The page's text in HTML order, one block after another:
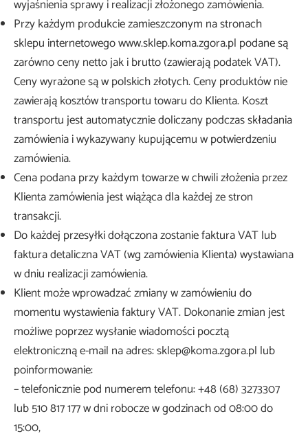
wyjaśnienia sprawy i realizacji złożonego zamówienia.
Przy każdym produkcie zamieszczonym na stronach
sklepu internetowego www.sklep.koma.zgora.pl podane są
zarówno ceny netto jak i brutto (zawierają podatek VAT).
Ceny wyrażone są w polskich złotych. Ceny produktów nie
zawierają kosztów transportu towaru do Klienta. Koszt
transportu jest automatycznie doliczany podczas składania
zamówienia i wykazywany kupującemu w potwierdzeniu
zamówienia.
Cena podana przy każdym towarze w chwili złożenia przez
Klienta zamówienia jest wiążąca dla każdej ze stron
transakcji.
Do każdej przesyłki dołączona zostanie faktura VAT lub
faktura detaliczna VAT (wg zamówienia Klienta) wystawiana
w dniu realizacji zamówienia.
Klient może wprowadzać zmiany w zamówieniu do
momentu wystawienia faktury VAT. Dokonanie zmian jest
możliwe poprzez wysłanie wiadomości pocztą
elektroniczną e-mail na adres: sklep@koma.zgora.pl lub
poinformowanie:
– telefonicznie pod numerem telefonu: +48 (68) 3273307
lub 510 817 177 w dni robocze w godzinach od 08:00 do
15:00,